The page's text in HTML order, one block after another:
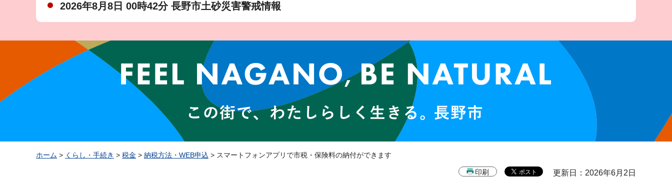
2026年8月8日 00時42分 長野市土砂災害警戒情報
この街で、わたしらしく生きる。長野市
ホーム > くらし・手続き > 税金 > 納税方法・WEB申込 > スマートフォンアプリで市税・保険料の納付ができます
印刷 更新日：2026年6月2日